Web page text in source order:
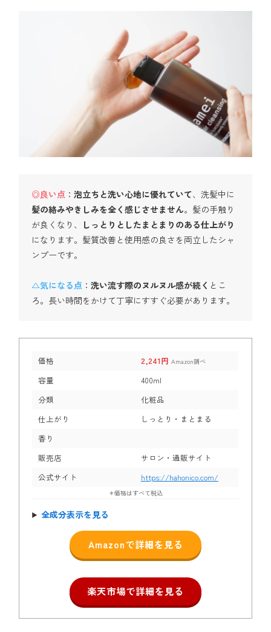
◎良い点 ：泡立ちと洗い心地に優れていて、洗髪中に
髪の絡みやきしみを全く感じさせません。髪の手触り
が良くなり、
しっとりとしたまとまりのある仕上がり
になります。髪質改善と使用感の良さを両立したシャ
ンプーです。
△気になる点 ：洗い流す際のヌルヌル感が続く とこ
ろ。長い時間をかけて丁寧にすすぐ必要があります。
価格 2,241円 Amazon調べ
容量
400ml
分類
化粧品
仕上がり
しっとり・まとまる
香り
販売店
サロン・通販サイト
公式サイト
https://hahonico.com/
＊価格はすべて税込
全成分表示を見る
Amazonで詳細を見る
楽天市場で詳細を見る